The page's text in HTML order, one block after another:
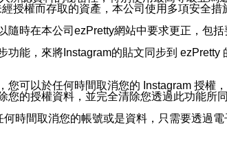
授權而存取的資產，本公司使用多項安全
時在本公司ezPretty網站中要求更正，包括
能，來將Instagram的貼文同步到
可以於任何時間取消您的 Instagram 授
的授權資料，並完全清除您透過此功能所
時間取消您的帳號或是資料，只需要透過電